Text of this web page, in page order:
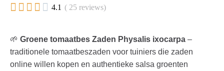
     4.1 ( 25 reviews)
🌱 Groene tomaatbes Zaden Physalis ixocarpa –
traditionele tomaatbeszaden voor tuiniers die zaden
online willen kopen en authentieke salsa groenten